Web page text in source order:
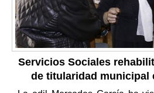
Servicios Sociales
de titularidad municipal